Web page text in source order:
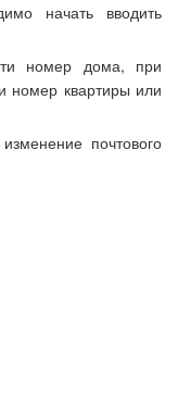
начать вводить
номер дома, при
номер квартиры или
почтового